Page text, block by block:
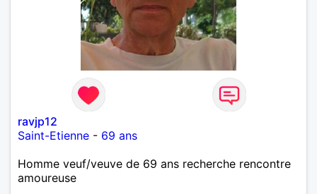
ravjp12
Saint-Etienne - 69 ans
Homme veuf/veuve de 69 ans recherche rencontre
amoureuse